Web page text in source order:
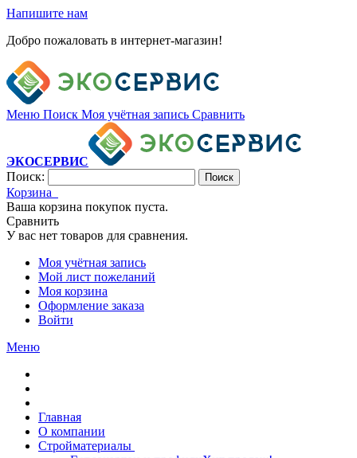
Напишите нам
Добро пожаловать в интернет-магазин!
Меню Поиск Моя учётная запись Сравнить
ЭКОСЕРВИС
Поиск:
Поиск
Корзина
Ваша корзина покупок пуста.
Сравнить
У вас нет товаров для сравнения.
Моя учётная запись
Мой лист пожеланий
Моя корзина
Оформление заказа
Войти
Меню
Главная
О компании
Стройматериалы